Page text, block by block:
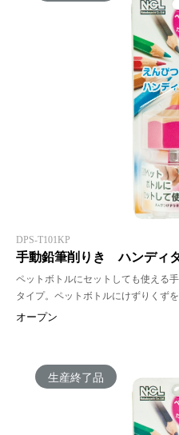
DPS-T101KP
手動鉛筆削りき ハンディ
ペットボトルにセットしても使える
タイプ。ペットボトルにけずりくず
オープン
生産終了品